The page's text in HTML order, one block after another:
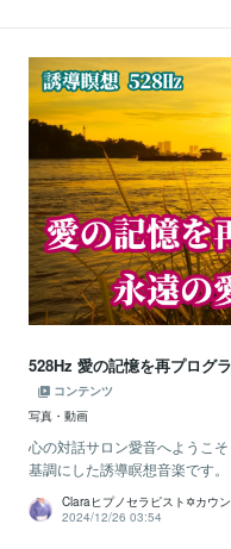
528Hz 愛の記憶を再プログ
コンテンツ
写真・動画
心の対話サロン愛音へようこ
基調にした誘導瞑想音楽です
Claraヒプノセラピスト✡カウ
2024/12/26 03:54